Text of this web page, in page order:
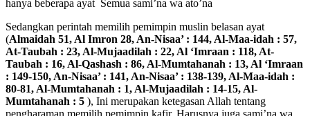
hanya beberapa ayat Semua sami’na wa ato’na
Sedangkan perintah memilih pemimpin muslin belasan ayat
(Almaidah 51, Al Imron 28, An-Nisaa’ : 144, Al-Maa-idah : 57,
At-Taubah : 23, Al-Mujaadilah : 22, Al ‘Imraan : 118, At-
Taubah : 16, Al-Qashash : 86, Al-Mumtahanah : 13, Al ‘Imraan
: 149-150, An-Nisaa’ : 141, An-Nisaa’ : 138-139, Al-Maa-idah :
80-81, Al-Mumtahanah : 1, Al-Mujaadilah : 14-15, Al-
Mumtahanah : 5 ), Ini merupakan ketegasan Allah tentang